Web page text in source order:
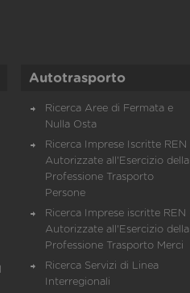
Autotrasporto
Ricerca Aree di Fermata e
Nulla Osta
Ricerca Imprese Iscritte REN
Autorizzate all'Esercizio della
Professione Trasporto
Persone
Ricerca Imprese iscritte REN
Autorizzate all'Esercizio della
Professione Trasporto Merci
Ricerca Servizi di Linea
Interregionali